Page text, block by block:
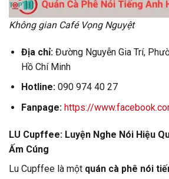
Không gian Café Vọng Nguyệt
Địa chỉ:Đường Nguyễn Gia Trí,
Hồ Chí Minh
Hotline:090 974 40 27
Fanpage: https://
LU Cupffee: Luyện Nghe Nói Hiệu
Ấm Cúng
Lu Cupffee là một quán cà phê nói